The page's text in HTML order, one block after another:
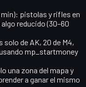
pistolas y rifles en
reducido (30–60
solo de AK, 20 de M4,
mp_startmoney
una zona del mapa y
a ganar el mismo